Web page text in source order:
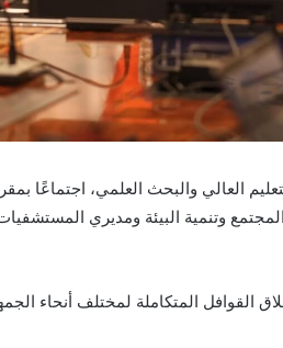
العالي والبحث العلمي، اجتماعًا
وتنمية البيئة ومديري المستشفيات
القوافل المتكاملة لمختلف أنحاء